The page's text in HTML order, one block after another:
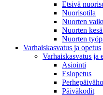
Etsivä
Nuorisotila
Nuorten
Nuorten
Nuorten
Varhaiskasvatus ja opetus
Varhaiskasvatus ja
Asiointi
Esiopetus
Päiväkodit